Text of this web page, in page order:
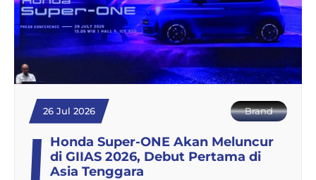
26 Jul 2026 Brand
Honda Super-ONE Akan Meluncur
di GIIAS 2026, Debut Pertama di
Asia Tenggara